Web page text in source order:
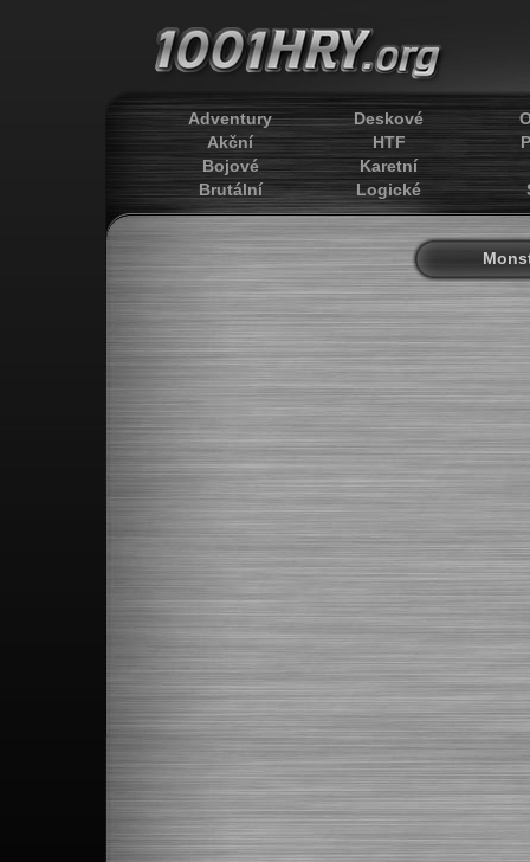
Adventury
Akční
Bojové
Brutální
Deskové
HTF
Karetní
Logické